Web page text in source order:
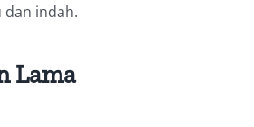
indah.
Lama